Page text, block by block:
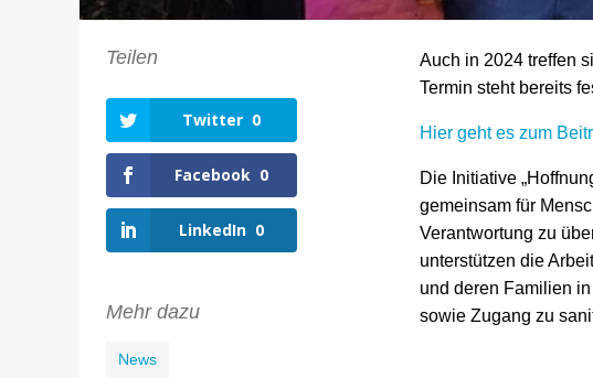
Teilen
Twitter 0
Facebook 0
LinkedIn 0
Mehr dazu
News
Auch in 2024 treffen
Termin steht bereits
Hier geht es zum
Die Initiative
gemeinsam für
Verantwortung zu
unterstützen die
und deren Familien
sowie Zugang zu